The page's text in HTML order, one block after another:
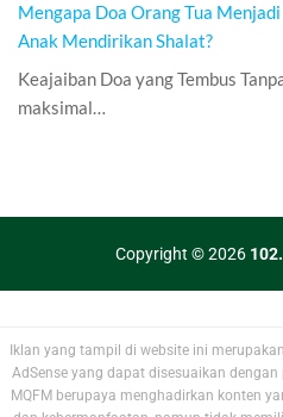
Mengapa Doa Orang Tua
Anak Mendirikan Shalat?
Keajaiban Doa yang Tembus
maksimal…
Copyright © 2026
Iklan yang tampil di website ini
AdSense yang dapat disesuaikan
MQFM berupaya menghadirkan konten